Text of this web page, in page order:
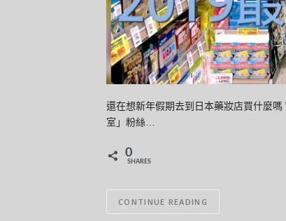
還在想新年假期去到日本藥妝店買什麼
室」粉絲…
0
SHARES
CONTINUE READING